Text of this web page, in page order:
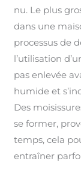
nu. Le plus
dans une
processus de
l’utilisation
pas enlevée
humide et
Des
se former,
temps, cela
entraîner